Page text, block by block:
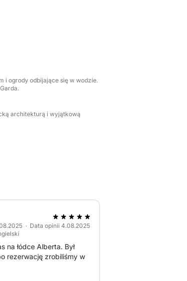
czystych wodach
pozwoli Ci słuchać
doświadczenie,
i ogrody odbijające się w wodzie.
architekturą i wyjątkową
· Data opinii 4.08.2025
na łódce Alberta. Był
rezerwację zrobiliśmy w